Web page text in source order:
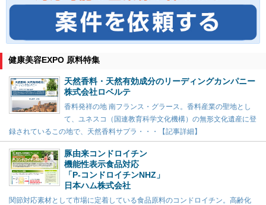
健康美容EXPO 原料特集
天然香料・天然有効成分のリーディングカンパニー
株式会社ロベルテ
香料発祥の地 南フランス・グラース。香料産業の聖地とし
て、ユネスコ（国連教育科学文化機構）の無形文化遺産に登
録されているこの地で、天然香料サプラ・・・【記事詳細】
豚由来コンドロイチン
機能性表示食品対応
「P-コンドロイチンNHZ」
日本ハム株式会社
関節対応素材として市場に定着している食品原料のコンドロイチン。高齢化